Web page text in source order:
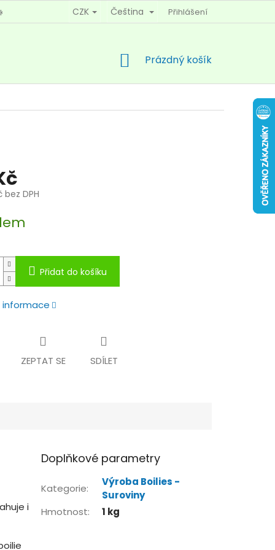
OCHRANY OSOBNÍCH ÚDAJŮ KONTAKTY
CZK Čeština Přihlášení
NÁKUPNÍ
Prázdný košík
bez DPH
Přidat do košíku
informace
ZEPTAT SE SDÍLET
i
Doplňkové parametry
Kategorie:
Výroba Boilies -
Suroviny
Hmotnost: 1 kg